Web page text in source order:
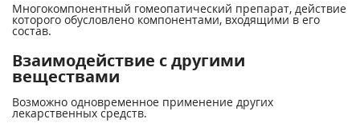
Многокомпонентный гомеопатический препарат, действие
которого обусловлено компонентами, входящими в его
состав.
Взаимодействие с другими
веществами
Возможно одновременное применение других
лекарственных средств.